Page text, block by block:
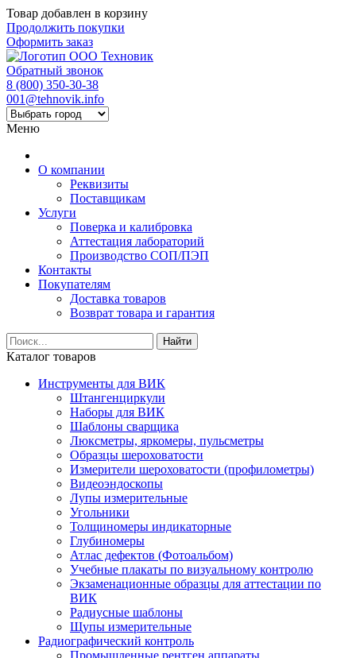
Товар добавлен в корзину
Продолжить покупки
Оформить заказ
Обратный звонок
8 (800) 350-30-38
001@tehnovik.info
Меню
О компании
Реквизиты
Поставщикам
Услуги
Поверка и калибровка
Аттестация лабораторий
Производство СОП/ПЭП
Контакты
Покупателям
Доставка товаров
Возврат товара и гарантия
Найти
Каталог товаров
Инструменты для ВИК
Штангенциркули
Наборы для ВИК
Шаблоны сварщика
Люксметры, яркомеры, пульсметры
Образцы шероховатости
Измерители шероховатости (профилометры)
Видеоэндоскопы
Лупы измерительные
Угольники
Толщиномеры индикаторные
Глубиномеры
Атлас дефектов (Фотоальбом)
Учебные плакаты по визуальному контролю
Экзаменационные образцы для аттестации по
ВИК
Радиусные шаблоны
Щупы измерительные
Радиографический контроль
Промышленные рентген аппараты